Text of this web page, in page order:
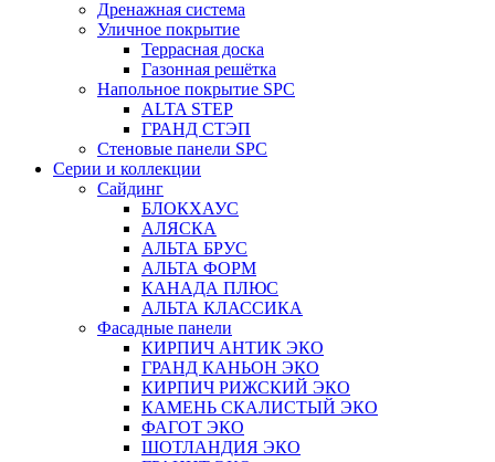
Дренажная система
Уличное покрытие
Террасная доска
Газонная решётка
Напольное покрытие SPC
ALTA STEP
ГРАНД СТЭП
Стеновые панели SPC
Серии и коллекции
Сайдинг
БЛОКХАУС
АЛЯСКА
АЛЬТА БРУС
АЛЬТА ФОРМ
КАНАДА ПЛЮС
АЛЬТА КЛАССИКА
Фасадные панели
КИРПИЧ АНТИК ЭКО
ГРАНД КАНЬОН ЭКО
КИРПИЧ РИЖСКИЙ ЭКО
КАМЕНЬ СКАЛИСТЫЙ ЭКО
ФАГОТ ЭКО
ШОТЛАНДИЯ ЭКО